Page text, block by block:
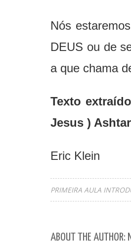
Nós
DEUS ou de
a que chama
Texto
Jesus )
Eric Klein
PRIMEIRA AULA
ABOUT THE AUTHOR: